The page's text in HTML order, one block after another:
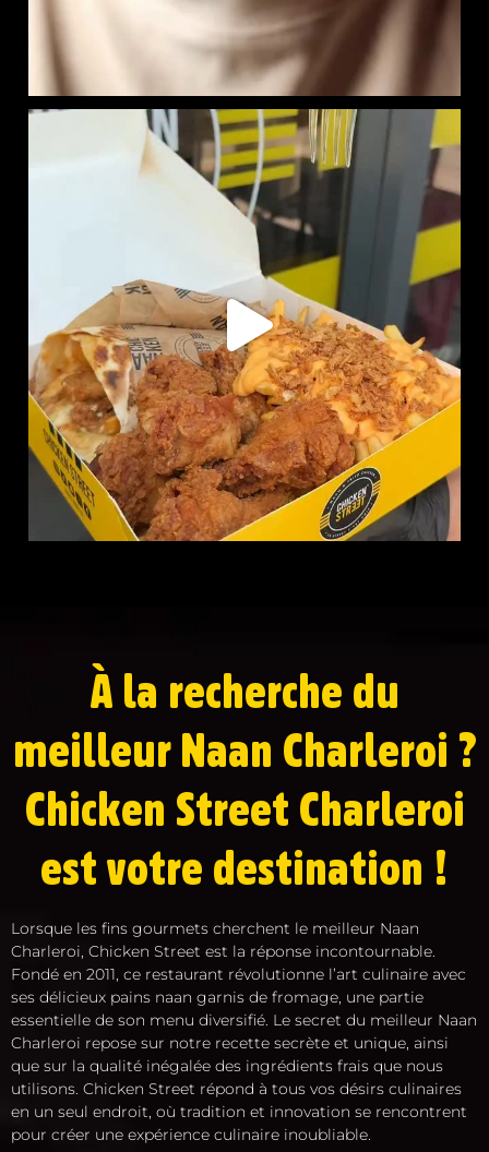
RITCHIE BOX DISPONIBLE EN LIVRAISON :
SUR...
733 7
À la recherche du
meilleur Naan Charleroi ?
Chicken Street Charleroi
est votre destination !
Lorsque les fins gourmets cherchent le meilleur Naan
Charleroi, Chicken Street est la réponse incontournable.
Fondé en 2011, ce restaurant révolutionne l’art culinaire avec
ses délicieux pains naan garnis de fromage, une partie
essentielle de son menu diversifié. Le secret du meilleur Naan
Charleroi repose sur notre recette secrète et unique, ainsi
que sur la qualité inégalée des ingrédients frais que nous
utilisons. Chicken Street répond à tous vos désirs culinaires
en un seul endroit, où tradition et innovation se rencontrent
pour créer une expérience culinaire inoubliable.